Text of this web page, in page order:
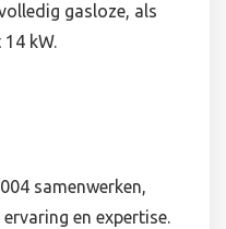
gasloze, als
kW.
samenwerken,
en expertise.